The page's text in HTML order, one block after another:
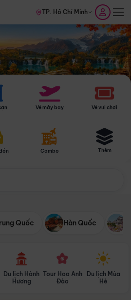
TP. Hồ Chí Minh
Vé máy bay Vé vui chơi
Combo Thêm
Quốc Hàn Quốc
Du lịch Hành
Hương
Tour Hoa Anh
Đào
Du lịch Mùa
Hè